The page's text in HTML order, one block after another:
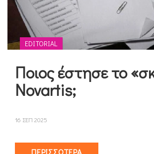
EDITORIAL
Ποιος έστησε το
Novartis;
16 ΣΕΠ 2025
ΠΕΡΙΣΣΌΤΕΡΑ